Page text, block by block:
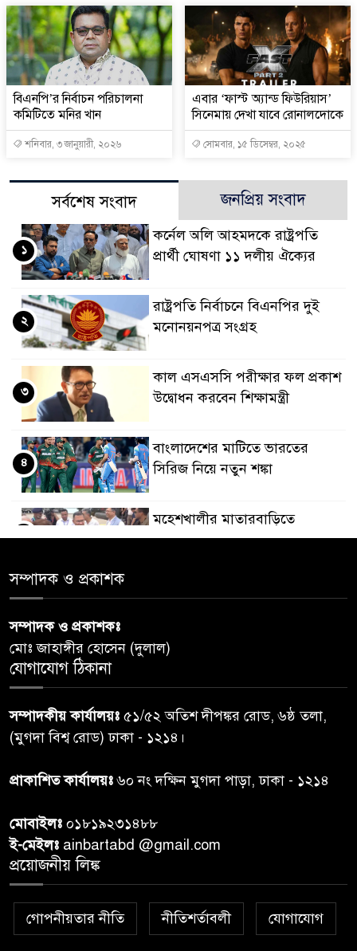
বিএনপি’র নির্বাচন পরিচালনা
কমিটিতে মনির খান
শনিবার, ৩ জানুয়ারী, ২০২৬
এবার ‘ফাস্ট অ্যান্ড ফিউরিয়াস’
সিনেমায় দেখা যাবে রোনালদোকে
সোমবার, ১৫ ডিসেম্বর, ২০২৫
সর্বশেষ সংবাদ জনপ্রিয় সংবাদ
কর্নেল অলি আহমদকে রাষ্ট্রপতি
প্রার্থী ঘোষণা ১১ দলীয় ঐক্যের
১
রাষ্ট্রপতি নির্বাচনে বিএনপির দুই
মনোনয়নপত্র সংগ্রহ
২
কাল এসএসসি পরীক্ষার ফল প্রকাশ
উদ্বোধন করবেন শিক্ষামন্ত্রী
৩
বাংলাদেশের মাটিতে ভারতের
সিরিজ নিয়ে নতুন শঙ্কা
৪
মহেশখালীর মাতারবাড়িতে
পৌঁছেছেন প্রধানমন্ত্রী
৬
গাজার ধ্বংসস্তূপে মিলল আরও ১৯
৭
কুলাউড়া সীমান্তে বিএসএফের
৮
নেওয়ার পর ভারতীয় নাগরিক আটক
৯
১০
সম্পাদক ও প্রকাশক
সম্পাদক ও প্রকাশকঃ
মোঃ জাহাঙ্গীর হোসেন (দুলাল)
যোগাযোগ ঠিকানা
সম্পাদকীয় কার্যালয়ঃ ৫১/৫২ অতিশ দীপঙ্কর রোড, ৬ষ্ঠ তলা,
(মুগদা বিশ্ব রোড) ঢাকা - ১২১৪।
প্রাকাশিত কার্যালয়ঃ৬০ নং দক্ষিন মুগদা পাড়া, ঢাকা - ১২১৪
মোবাইলঃ ০১৮১৯২৩১৪৮৮
ই-মেইলঃ ainbartabd @gmail.com
প্রয়োজনীয় লিঙ্ক
গোপনীয়তার নীতি নীতিশর্তাবলী যোগাযোগ